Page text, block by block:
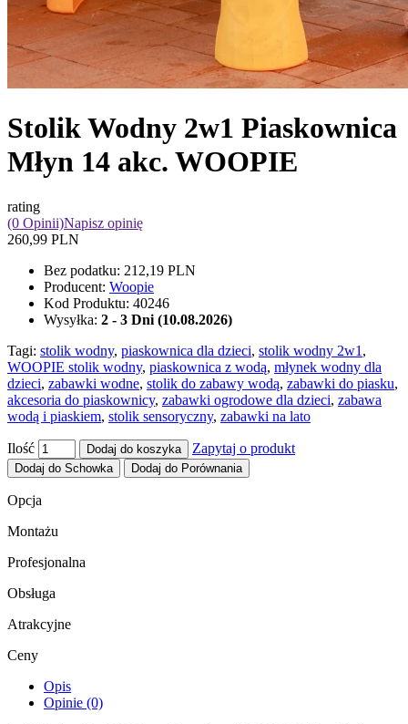
Stolik Wodny 2w1 Piaskownica
Młyn 14 akc. WOOPIE
rating
(0 Opinii)Napisz opinię
260,99 PLN
Bez podatku: 212,19 PLN
Producent: Woopie
Kod Produktu: 40246
Wysyłka: 2 - 3 Dni (10.08.2026)
Tagi: stolik wodny, piaskownica dla dzieci, stolik wodny 2w1 ,
WOOPIE stolik wodny, piaskownica z wodą, młynek wodny dla
dzieci, zabawki wodne, stolik do zabawy wodą, zabawki do piasku,
akcesoria do piaskownicy, zabawki ogrodowe dla dzieci, zabawa
wodą i piaskiem, stolik sensoryczny, zabawki na lato
Ilość Dodaj do koszyka Zapytaj o produkt
Dodaj do Schowka Dodaj do Porównania
Opcja
Montażu
Profesjonalna
Obsługa
Atrakcyjne
Ceny
Opis
Opinie (0)